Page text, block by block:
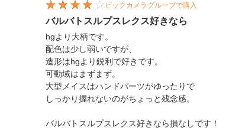
ビックカメラグループで購入
バルバトスルプスレクス好きなら
hgより大柄です。
配色は少し弱いですが、
造形はhgより鋭利で好きです。
可動域はまずまず。
大型メイスはハンドパーツがゆったりで
しっかり握れないのがちょっと残念感。
バルバトスルプスレクス好きなら損なしです！